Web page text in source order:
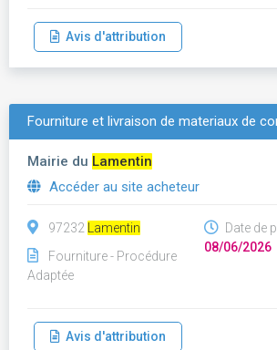
Avis d'attribution
Fourniture et livraison de materiaux de
Mairie du Lamentin
Accéder au site acheteur
97232
Lamentin
Fourniture - Procédure
Adaptée
Date de
08/06/2026
Avis d'attribution